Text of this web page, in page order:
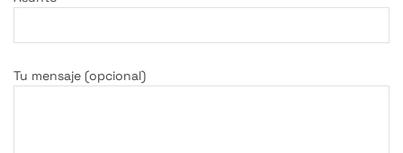
Tu mensaje (opcional)